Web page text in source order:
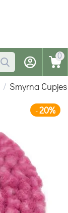
0
/ Smyrna Cupjes
-20%